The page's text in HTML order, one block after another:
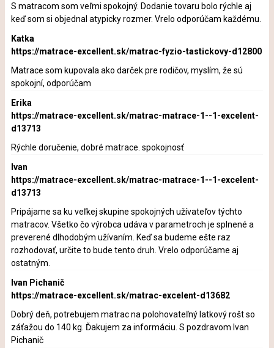
S matracom som veľmi spokojný. Dodanie tovaru bolo rýchle aj
keď som si objednal atypicky rozmer. Vrelo odporúčam každému.
Katka
https://matrace-excellent.sk/matrac-fyzio-tastickovy-d12800
Matrace som kupovala ako darček pre rodičov, myslím, že sú
spokojní, odporúčam
Erika
https://matrace-excellent.sk/matrac-matrace-1--1-excelent-
d13713
Rýchle doručenie, dobré matrace. spokojnosť
Ivan
https://matrace-excellent.sk/matrac-matrace-1--1-excelent-
d13713
Pripájame sa ku veľkej skupine spokojných užívateľov týchto
matracov. Všetko čo výrobca udáva v parametroch je splnené a
preverené dlhodobým užívaním. Keď sa budeme ešte raz
rozhodovať, určite to bude tento druh. Vrelo odporúčame aj
ostatným.
Ivan Pichanič
https://matrace-excellent.sk/matrac-excelent-d13682
Dobrý deň, potrebujem matrac na polohovateľný latkový rošt so
záťažou do 140 kg. Ďakujem za informáciu. S pozdravom Ivan
Pichanič